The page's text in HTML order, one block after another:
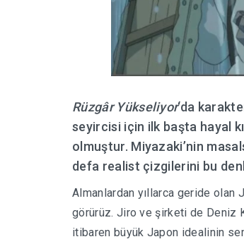
Rüzgâr Yükseliyor‘da
seyircisi için ilk başta hayal
olmuştur. Miyazaki’nin
defa realist çizgilerini bu
Almanlardan yıllarca geride olan
görürüz. Jiro ve şirketi de Deniz
itibaren büyük Japon idealinin